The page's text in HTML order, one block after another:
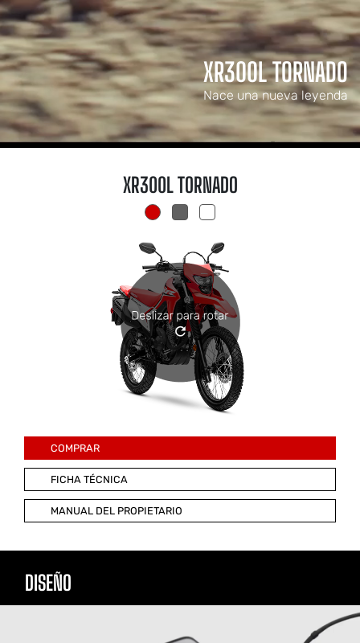
XR300L TORNADO
Nace una nueva leyenda
XR300L TORNADO
COMPRAR
FICHA TÉCNICA
MANUAL DEL PROPIETARIO
DISEÑO